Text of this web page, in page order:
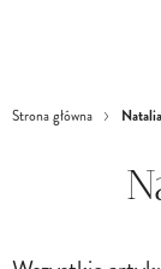
Strona główna